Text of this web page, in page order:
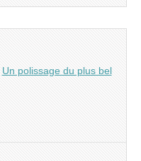
Un polissage du plus bel